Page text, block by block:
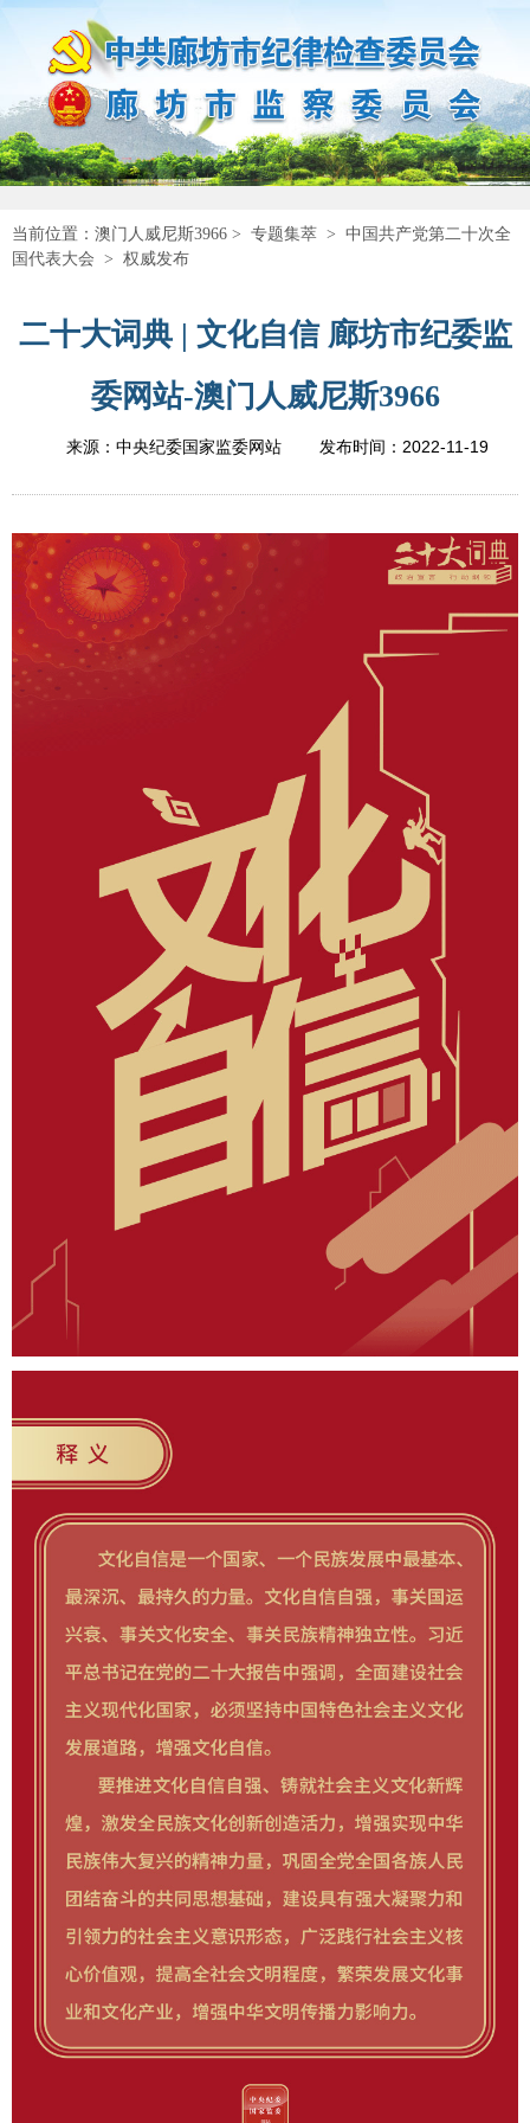
当前位置： 澳门人威尼斯3966 > 专题集萃 > 中国共产党第二十次全
国代表大会 > 权威发布
二十大词典 | 文化自信 廊坊市纪委监
委网站-澳门人威尼斯3966
来源：中央纪委国家监委网站 发布时间： 2022-11-19